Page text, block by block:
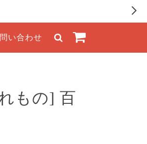
い合わせ
もの] 百